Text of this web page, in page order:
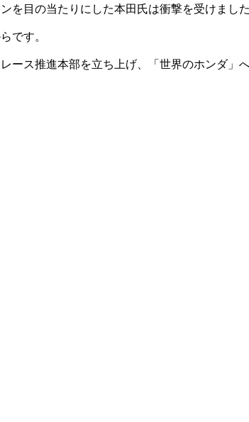
を目の当たりにした本田氏は衝撃を受けました
です。
ス推進本部を立ち上げ、「世界のホンダ」